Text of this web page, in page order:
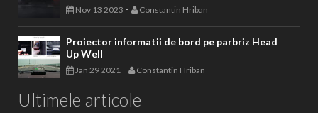
Nov 13 2023 - Constantin Hriban
Proiector informatii de bord pe parbriz Head
Up Well
Jan 29 2021 - Constantin Hriban
Ultimele articole